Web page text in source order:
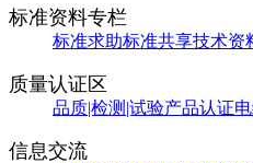
标准资料专栏
标准求助标准共享技术资
质量认证区
品质|检测|试验产品认证
信息交流